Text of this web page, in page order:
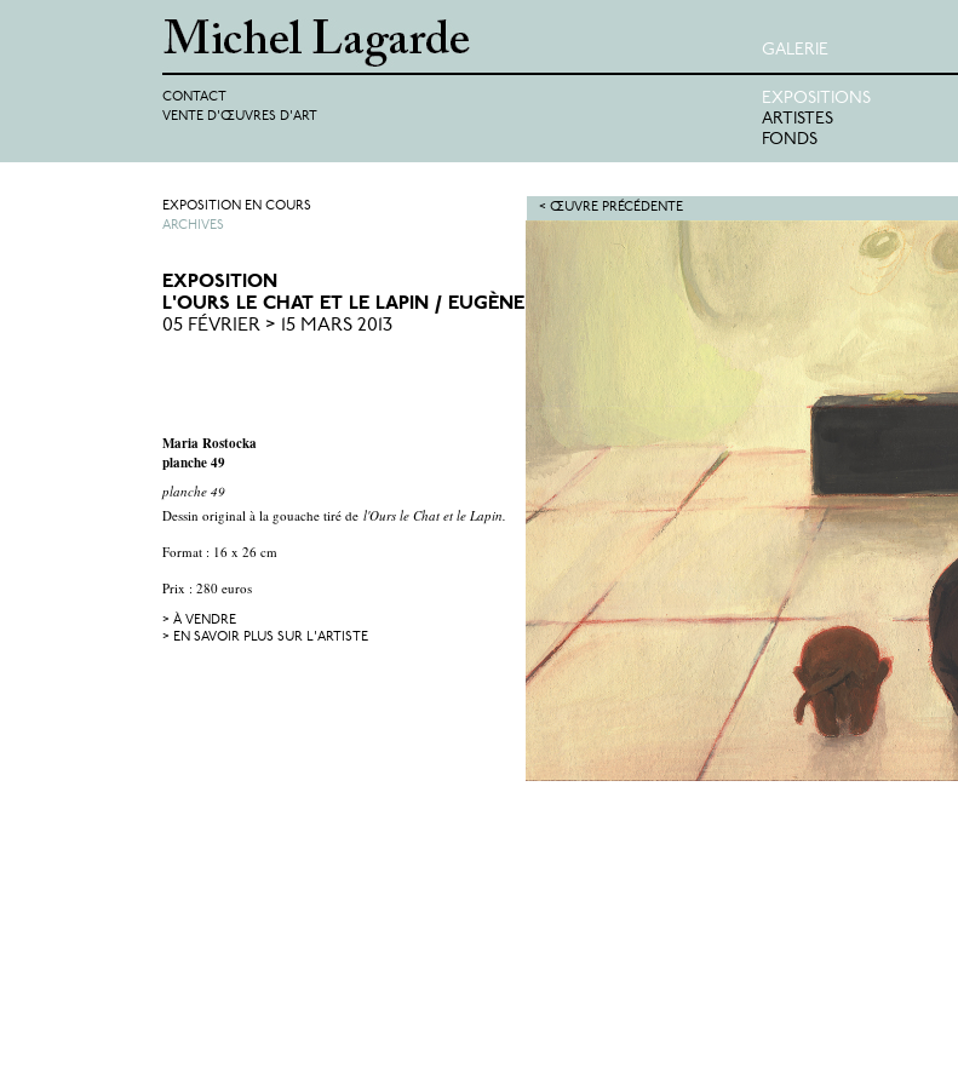
GALERIE
EXPOSITIONS
ARTISTES
FONDS
CONTACT
VENTE D'ŒUVRES D'ART
< ŒUVRE PRÉCÉDENTE
EXPOSITION EN COURS
ARCHIVES
EXPOSITION
L'OURS LE CHAT ET LE LAPIN / EUGÈNE
05 FÉVRIER > 15 MARS 2013
Maria Rostocka
planche 49
planche 49
Dessin original à la gouache tiré del'Ours le Chat et le Lapin.
Format : 16 x 26 cm
Prix : 280 euros
> À VENDRE
> EN SAVOIR PLUS SUR L'ARTISTE